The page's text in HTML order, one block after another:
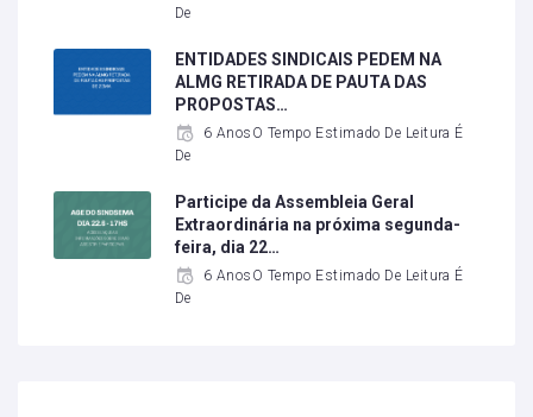
De
ENTIDADES SINDICAIS PEDEM NA
ALMG RETIRADA DE PAUTA DAS
PROPOSTAS…
6 AnosO Tempo Estimado De Leitura É
De
Participe da Assembleia Geral
Extraordinária na próxima segunda-
feira, dia 22…
6 AnosO Tempo Estimado De Leitura É
De